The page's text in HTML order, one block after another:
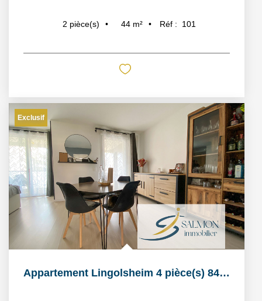
2 pièce(s) 44 m² Réf : 101
Exclusif
Appartement Lingolsheim 4 pièce(s) 84 m2